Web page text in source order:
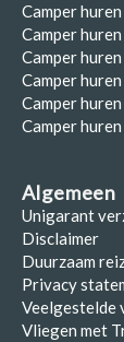
Camper huren
Camper
Camper
Camper
Camper
Camper
Algemeen
Unigarant
Disclaimer
Duurzaam
Privacy
Veelgestelde
Vliegen met